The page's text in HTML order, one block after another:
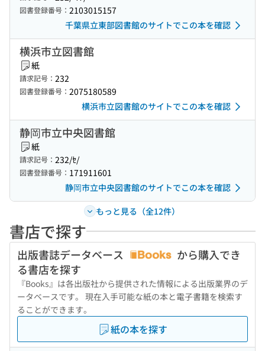
図書登録番号： 2103015157
千葉県立東部図書館のサイトでこの本を確認
横浜市立図書館
紙
請求記号： 232
図書登録番号： 2075180589
横浜市立図書館のサイトでこの本を確認
静岡市立中央図書館
紙
請求記号： 232/ｾ/
図書登録番号： 171911601
静岡市立中央図書館のサイトでこの本を確認
もっと見る（全12件）
書店で探す
出版書誌データベース
から購入でき
る書店を探す
『Books』は各出版社から提供された情報による出版業界のデ
ータベースです。 現在入手可能な紙の本と電子書籍を検索す
ることができます。
紙の本を探す